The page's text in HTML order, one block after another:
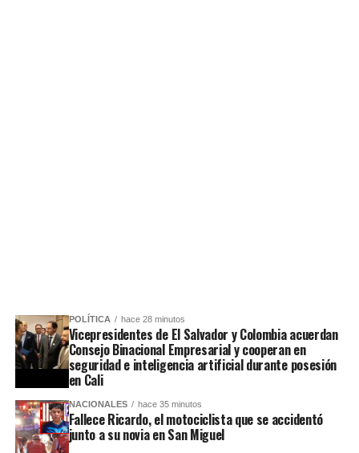
POLÍTICA hace 28 minutos
Vicepresidentes de El Salvador y Colombia acuerdan
Consejo Binacional Empresarial y cooperan en
seguridad e inteligencia artificial durante posesión
en Cali
NACIONALES hace 35 minutos
Fallece Ricardo, el motociclista que se accidentó
junto a su novia en San Miguel